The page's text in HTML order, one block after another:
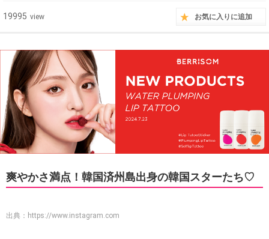
19995 view お気に入りに追加
爽やかさ満点！韓国済州島出身の韓国スターたち♡
出典： https://www.instagram.com